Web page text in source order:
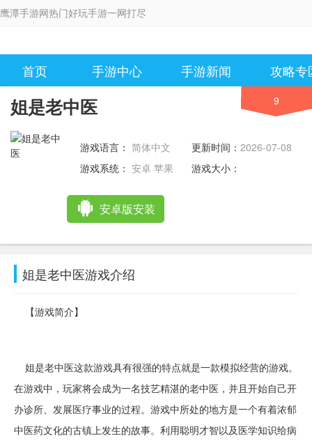
鹰潭手游网热门好玩手游一网打尽
首页 手游中心 手游新闻 攻略专
姐是老中医 9
游戏语言： 简体中文 更新时间： 2026-07-08
11:47:22
游戏系统： 安卓 苹果 游戏大小：
安卓版安装
姐是老中医游戏介绍
【游戏简介】
姐是老中医这款游戏具有很强的特点就是一款模拟经营的游戏。
在游戏中，玩家将会成为一名技艺精湛的老中医，并且开始自己开
办诊所、发展医疗事业的过程。游戏中所处的地方是一个有着浓郁
中医药文化的古镇上发生的故事。利用聪明才智以及医学知识给病